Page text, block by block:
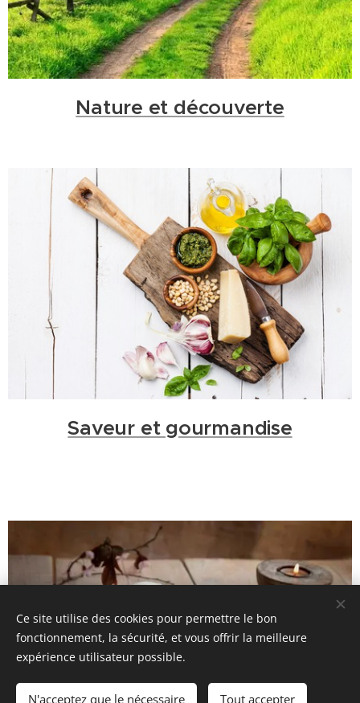
Nature et découverte
Saveur et gourmandise
Ce site utilise des cookies pour permettre le bon
fonctionnement, la sécurité, et vous offrir la meilleure
expérience utilisateur possible.
N'acceptez que le nécessaire Tout accepter